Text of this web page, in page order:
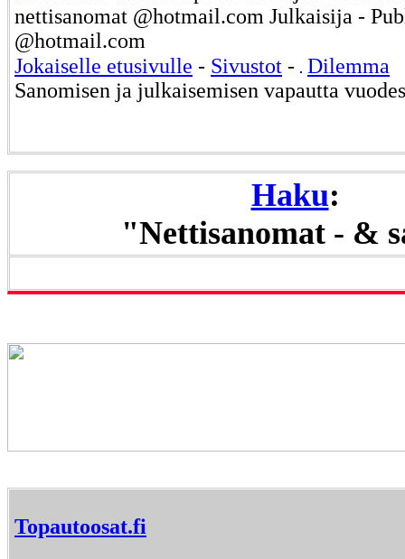
nettisanomat @hotmail.com Julkaisija -
@hotmail.com
Jokaiselle etusivulle - Sivustot - Dilemma
Sanomisen ja julkaisemisen vapautta
Haku:
"Nettisanomat - &
Topautoosat.fi